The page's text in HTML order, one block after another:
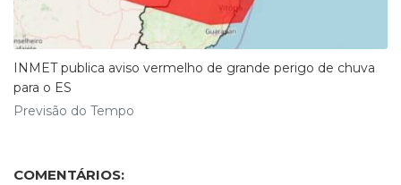
INMET publica aviso vermelho de grande perigo de chuva
para o ES
Previsão do Tempo
COMENTÁRIOS: